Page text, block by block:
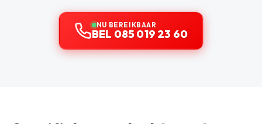
NU BEREIKBAAR
BEL 085 019 23 60